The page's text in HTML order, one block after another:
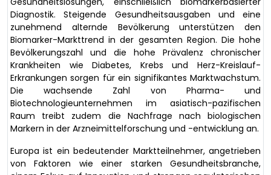
Diagnostik. Steigende Gesundheitsausgaben und eine
zunehmend alternde Bevölkerung unterstützen den
Biomarker-Markttrend in der gesamten Region. Die hohe
Bevölkerungszahl und die hohe Prävalenz chronischer
Krankheiten wie Diabetes, Krebs und Herz-Kreislauf-
Erkrankungen sorgen für ein signifikantes Marktwachstum.
Die wachsende Zahl von Pharma- und
Biotechnologieunternehmen im asiatisch-pazifischen
Raum treibt zudem die Nachfrage nach biologischen
Markern in der Arzneimittelforschung und -entwicklung an.
Europa ist ein bedeutender Marktteilnehmer, angetrieben
von Faktoren wie einer starken Gesundheitsbranche,